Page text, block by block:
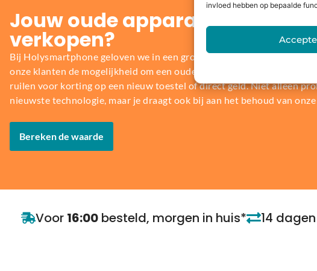
invloed hebben op bepaalde
Jouw oude apparaat inruilen
verkopen?
Bij Holysmartphone geloven we in een groene en duurzamere
onze klanten de mogelijkheid om een oude smartphone, tablet,
ruilen voor korting op een nieuw toestel of direct geld. Niet alleen
nieuwste technologie, maar je draagt ook bij aan het behoud van
Bereken de waarde
Voor 16:00 besteld, morgen in huis* 14